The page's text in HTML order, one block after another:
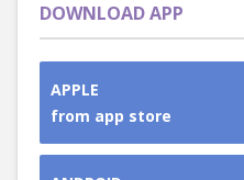
DOWNLOAD APP
APPLE
from app store